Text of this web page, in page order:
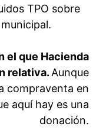
TPO sobre
el que Hacienda
relativa. Aunque
compraventa en
aquí hay es una
donación.